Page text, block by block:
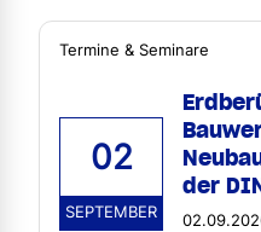
Termine & Seminare
02
SEPTEMBER
der